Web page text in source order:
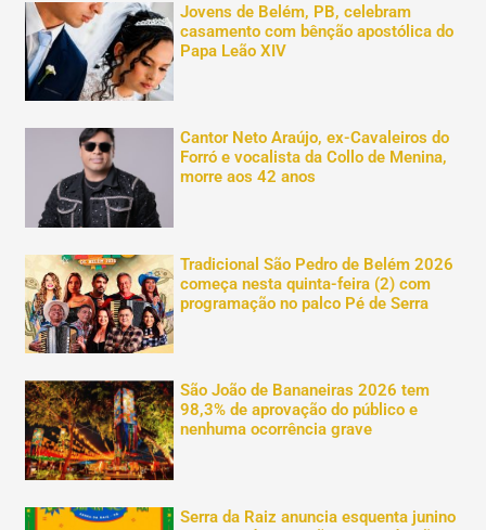
Jovens de Belém, PB, celebram
casamento com bênção apostólica do
Papa Leão XIV
Cantor Neto Araújo, ex-Cavaleiros do
Forró e vocalista da Collo de Menina,
morre aos 42 anos
Tradicional São Pedro de Belém 2026
começa nesta quinta-feira (2) com
programação no palco Pé de Serra
São João de Bananeiras 2026 tem
98,3% de aprovação do público e
nenhuma ocorrência grave
Serra da Raiz anuncia esquenta junino